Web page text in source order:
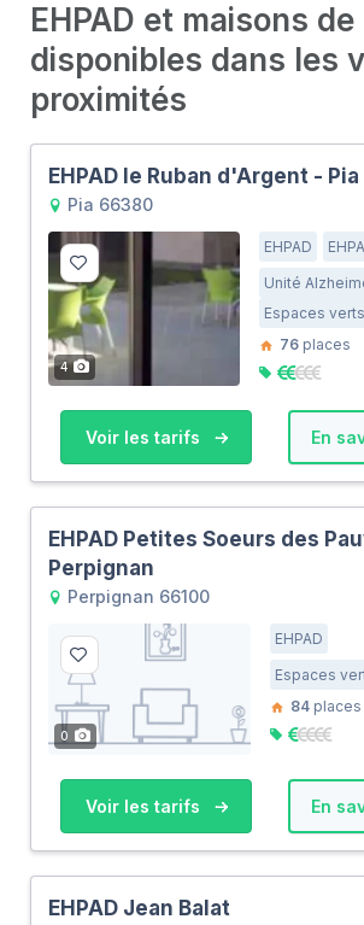
EHPAD et maisons
disponibles dans les
proximités
EHPAD le Ruban d'Argent - Pia
Pia 66380
4
EHPAD
Unité
Espaces verts
76 places
Voir les tarifs En
EHPAD Petites Soeurs des
Perpignan
Perpignan 66100
0
EHPAD
Espaces
84 places
Voir les tarifs En
EHPAD Jean Balat